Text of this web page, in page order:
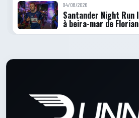
04/08/2026
Santander Night
à beira-mar de
Rodape do site